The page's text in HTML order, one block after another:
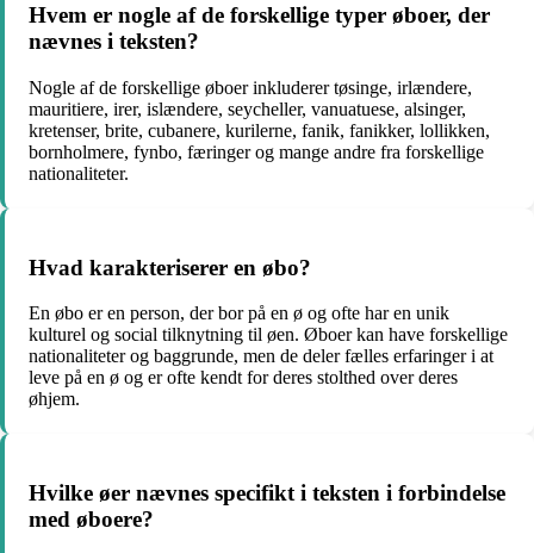
Hvem er nogle af de forskellige typer øboer, der
nævnes i teksten?
Nogle af de forskellige øboer inkluderer tøsinge, irlændere,
mauritiere, irer, islændere, seycheller, vanuatuese, alsinger,
kretenser, brite, cubanere, kurilerne, fanik, fanikker, lollikken,
bornholmere, fynbo, færinger og mange andre fra forskellige
nationaliteter.
Hvad karakteriserer en øbo?
En øbo er en person, der bor på en ø og ofte har en unik
kulturel og social tilknytning til øen. Øboer kan have forskellige
nationaliteter og baggrunde, men de deler fælles erfaringer i at
leve på en ø og er ofte kendt for deres stolthed over deres
øhjem.
Hvilke øer nævnes specifikt i teksten i forbindelse
med øboere?